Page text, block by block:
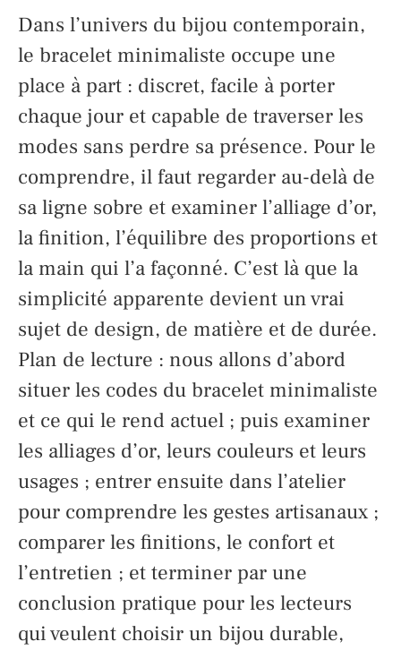
Dans l’univers du bijou contemporain,
le bracelet minimaliste occupe une
place à part : discret, facile à porter
chaque jour et capable de traverser les
modes sans perdre sa présence. Pour le
comprendre, il faut regarder au-delà de
sa ligne sobre et examiner l’alliage d’or,
la finition, l’équilibre des proportions et
la main qui l’a façonné. C’est là que la
simplicité apparente devient un vrai
sujet de design, de matière et de durée.
Plan de lecture : nous allons d’abord
situer les codes du bracelet minimaliste
et ce qui le rend actuel ; puis examiner
les alliages d’or, leurs couleurs et leurs
usages ; entrer ensuite dans l’atelier
pour comprendre les gestes artisanaux ;
comparer les finitions, le confort et
l’entretien ; et terminer par une
conclusion pratique pour les lecteurs
qui veulent choisir un bijou durable,